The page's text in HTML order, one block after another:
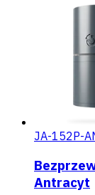
JA-152P-
Antracyt